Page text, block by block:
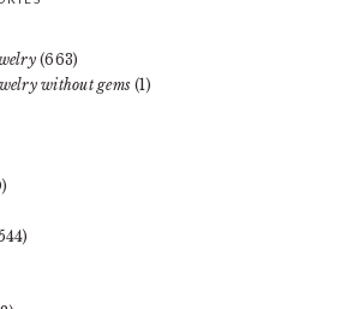
(663)
without gems (1)